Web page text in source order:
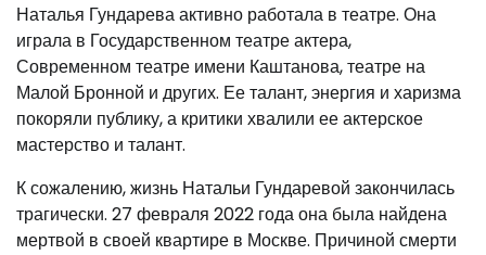
Наталья Гундарева активно работала в театре. Она
играла в Государственном театре актера,
Современном театре имени Каштанова, театре на
Малой Бронной и других. Ее талант, энергия и харизма
покоряли публику, а критики хвалили ее актерское
мастерство и талант.
К сожалению, жизнь Натальи Гундаревой закончилась
трагически. 27 февраля 2022 года она была найдена
мертвой в своей квартире в Москве. Причиной смерти